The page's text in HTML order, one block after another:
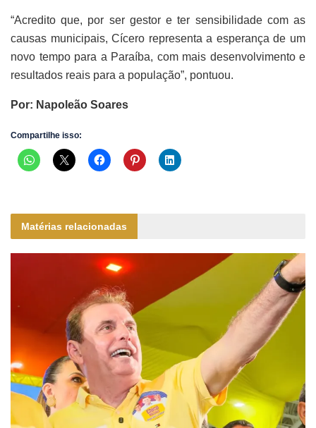
“Acredito que, por ser gestor e ter sensibilidade com as
causas municipais, Cícero representa a esperança de um
novo tempo para a Paraíba, com mais desenvolvimento e
resultados reais para a população”, pontuou.
Por: Napoleão Soares
Compartilhe isso:
Matérias relacionadas